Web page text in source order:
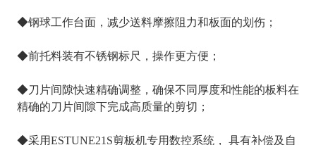
◆钢球工作台面，减少送料摩擦阻力和板面的划伤；
◆前托料装有不锈钢标尺，操作更方便；
◆刀片间隙快速精确调整，确保不同厚度和性能的板料在
精确的刀片间隙下完成高质量的剪切；
◆采用ESTUNE21S剪板机专用数控系统， 具有补偿及自